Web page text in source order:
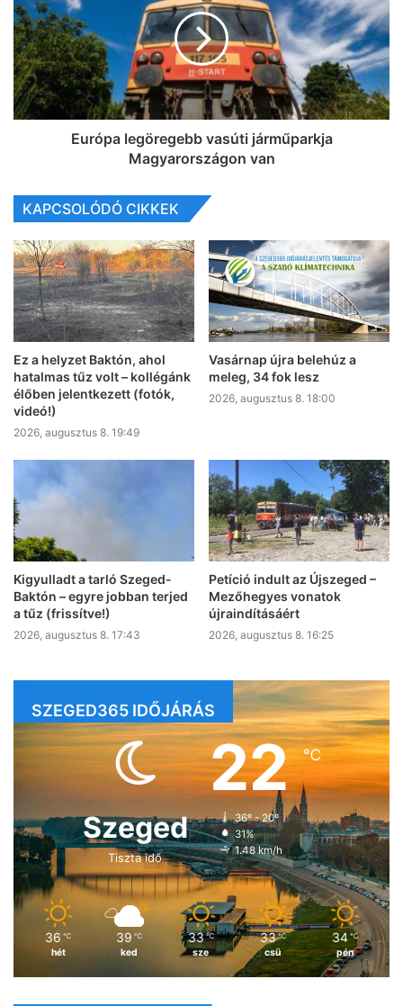
Európa legöregebb vasúti járműparkja
Magyarországon van
KAPCSOLÓDÓ CIKKEK
Ez a helyzet Baktón, ahol
hatalmas tűz volt – kollégánk
élőben jelentkezett (fotók,
videó!)
2026, augusztus 8. 19:49
Vasárnap újra belehúz a
meleg, 34 fok lesz
2026, augusztus 8. 18:00
Kigyulladt a tarló Szeged-
Baktón – egyre jobban terjed
a tűz (frissítve!)
2026, augusztus 8. 17:43
Petíció indult az Újszeged –
Mezőhegyes vonatok
újraindításáért
2026, augusztus 8. 16:25
SZEGED365 IDŐJÁRÁS
Szeged
Tiszta idő
22℃
36º - 20º
31%
1.48 km/h
36 ℃
hét
39 ℃
ked
33 ℃
sze
33 ℃
csü
34 ℃
pén